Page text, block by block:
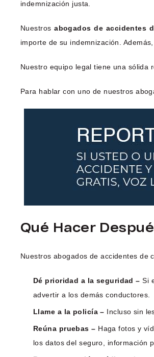
indemnización justa.
Nuestrosabogados de accidentes
importe de su indemnización.
Nuestro equipo legal tiene una sólida
Para hablar con uno de nuestros
Qué Hacer
Nuestros abogados de accidentes de
Dé prioridad a la seguridad –Si
advertir a los demás conductores.
Llame a la policía – Incluso sin
Reúna pruebas – Haga fotos y
los datos del seguro, información